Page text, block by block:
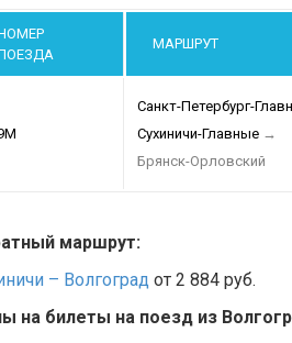
МАРШРУТ
Санкт-Петербург-
Сухиничи-Главные →
Брянск-Орловский
маршрут:
– Волгоград от 2 884 руб.
на билеты на поезд из